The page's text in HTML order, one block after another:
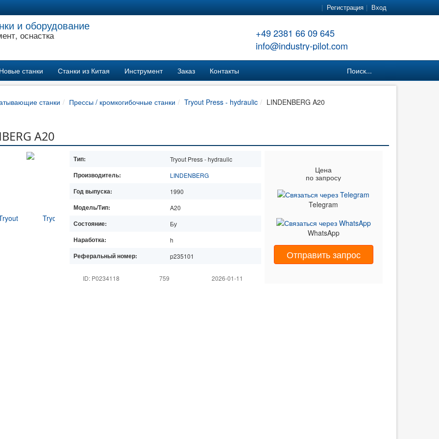
Регистрация Вход
и оборудование
оснастка
+49 2381 66 09 645
info@industry-pilot.com
станки Станки из Китая Инструмент Заказ Контакты Поиск...
станки Прессы / кромкогибочные станки Tryout Press - hydraulic LINDENBERG A20
A20
Тип: Tryout Press - hydraulic
Производитель: LINDENBERG
Год выпуска: 1990
Модель/Тип: A20
Состояние: Бу
Наработка: h
Реферальный номер: p235101
ID: P0234118 759 2026-01-11
Цена
по запросу
Telegram
WhatsApp
Отправить запрос